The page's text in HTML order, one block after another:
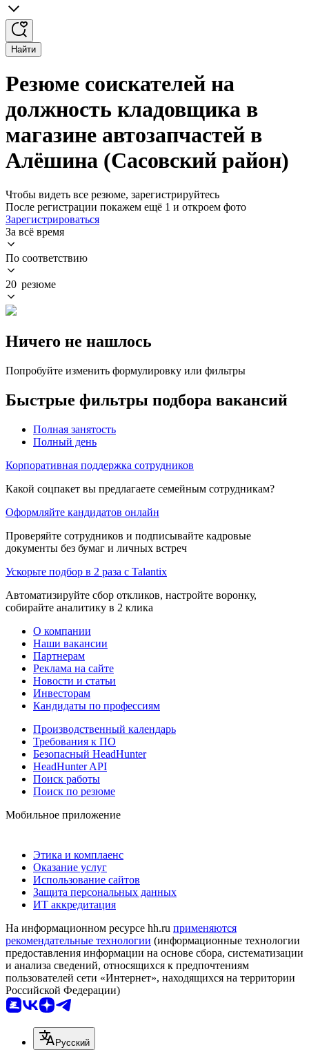
Найти
Резюме соискателей на
должность кладовщика в
магазине автозапчастей в
Алёшина (Сасовский район)
Чтобы видеть все резюме, зарегистрируйтесь
После регистрации покажем ещё 1 и откроем фото
Зарегистрироваться
За всё время
По соответствию
20 резюме
Ничего не нашлось
Попробуйте изменить формулировку или фильтры
Быстрые фильтры подбора вакансий
Полная занятость
Полный день
Корпоративная поддержка сотрудников
Какой соцпакет вы предлагаете семейным сотрудникам?
Оформляйте кандидатов онлайн
Проверяйте сотрудников и подписывайте кадровые
документы без бумаг и личных встреч
Ускорьте подбор в 2 раза с Talantix
Автоматизируйте сбор откликов, настройте воронку,
собирайте аналитику в 2 клика
О компании
Наши вакансии
Партнерам
Реклама на сайте
Новости и статьи
Инвесторам
Кандидаты по профессиям
Производственный календарь
Требования к ПО
Безопасный HeadHunter
HeadHunter API
Поиск работы
Поиск по резюме
Мобильное приложение
Этика и комплаенс
Оказание услуг
Использование сайтов
Защита персональных данных
ИТ аккредитация
На информационном ресурсе hh.ru применяются
рекомендательные технологии (информационные технологии
предоставления информации на основе сбора, систематизации
и анализа сведений, относящихся к предпочтениям
пользователей сети «Интернет», находящихся на территории
Российской Федерации)
Русский